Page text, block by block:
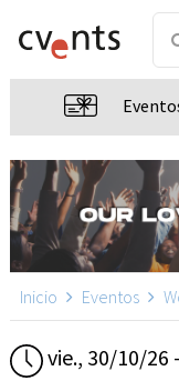
Inicio Eventos
vie., 30/10/26